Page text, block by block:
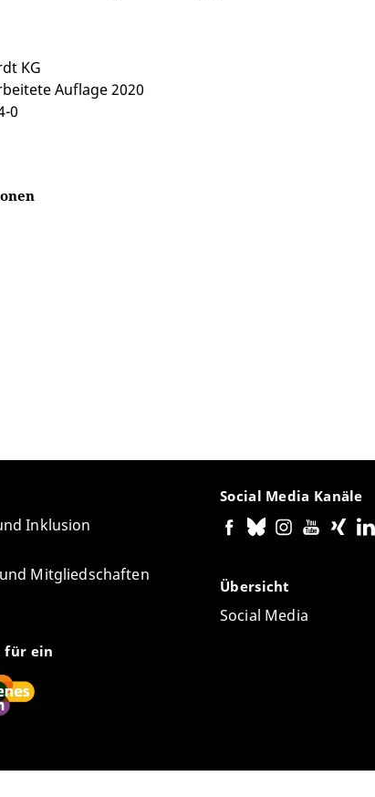
KG
Auflage 2020
0
Inklusion
Mitgliedschaften
für ein
Social Media Kanäle
Übersicht
Social Media